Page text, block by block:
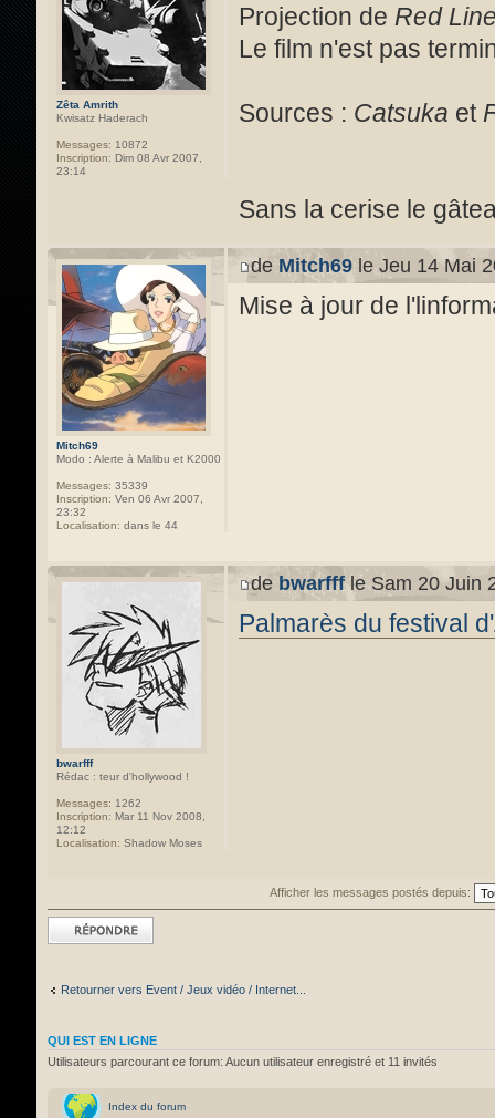
Zêta Amrith
Kwisatz Haderach
Messages: 10872
Inscription: Dim 08 Avr 2007,
23:14
Projection de Red
Le film n'est pas
Sources : Catsuka et
Sans la cerise le
Mitch69
Modo : Alerte à Malibu et K2000
Messages: 35339
Inscription: Ven 06 Avr 2007,
23:32
Localisation: dans le 44
deMitch69 le Jeu 14 Mai
Mise à jour de
bwarfff
Rédac : teur d'hollywood !
Messages: 1262
Inscription: Mar 11 Nov 2008,
12:12
Localisation: Shadow Moses
debwarfff le Sam 20 Juin
Palmarès du festival
Afficher les messages postés depuis:
Répondre
Retourner vers Event / Jeux vidéo / Internet...
QUI EST EN LIGNE
Utilisateurs parcourant ce forum: Aucun utilisateur enregistré et 11 invités
Index du forum